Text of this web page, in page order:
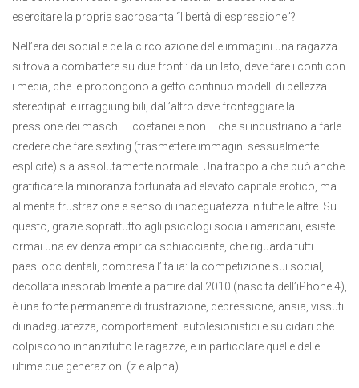
esercitare la propria sacrosanta “libertà di espressione”?
Nell’era dei social e della circolazione delle immagini una ragazza
si trova a combattere su due fronti: da un lato, deve fare i conti con
i media, che le propongono a getto continuo modelli di bellezza
stereotipati e irraggiungibili, dall’altro deve fronteggiare la
pressione dei maschi – coetanei e non – che si industriano a farle
credere che fare sexting (trasmettere immagini sessualmente
esplicite) sia assolutamente normale. Una trappola che può anche
gratificare la minoranza fortunata ad elevato capitale erotico, ma
alimenta frustrazione e senso di inadeguatezza in tutte le altre. Su
questo, grazie soprattutto agli psicologi sociali americani, esiste
ormai una evidenza empirica schiacciante, che riguarda tutti i
paesi occidentali, compresa l’Italia: la competizione sui social,
decollata inesorabilmente a partire dal 2010 (nascita dell’iPhone 4),
è una fonte permanente di frustrazione, depressione, ansia, vissuti
di inadeguatezza, comportamenti autolesionistici e suicidari che
colpiscono innanzitutto le ragazze, e in particolare quelle delle
ultime due generazioni (z e alpha).